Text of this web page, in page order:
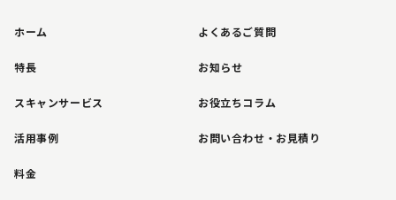
ホーム
特長
スキャンサービス
活用事例
料金
よくあるご質問
お知らせ
お役立ちコラム
お問い合わせ・お見積り